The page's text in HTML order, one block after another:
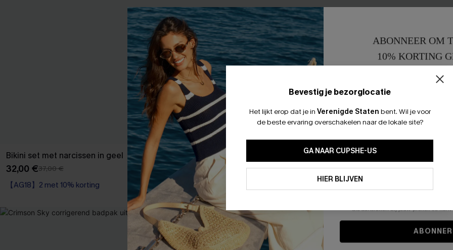
Bikini set met narcissen in geel
32,00 €37,00 €
【AG18】2 met 10% korting
【AG18】2 met 10% korting
Relax Around badpak met buikcorrectie
40,00 € 45,00 €
【AG18】2 met 10% korting
Corrigerend badpak
【AG18】2 met 10% korting
Heldere hemelsblauwe bikini
42,00 €
Bevestig je bezorglocatie
Het lijkt erop dat je in Verenigde Staten bent. Wil je voor
de beste ervaring overschakelen naar de lokale site?
GA NAAR CUPSHE-US
HIER BLIJVEN
ABONNEER OM
10% KORTING
15%
Door je contactgegevens in te
Algemene
stemt er tevens mee in om
en gepersonaliseerde
winkelwagen) en e-mails van
niet vereist voor een aankoop. We
informatie gebruiken om producten
die aansluiten bij jouw profiel. Je